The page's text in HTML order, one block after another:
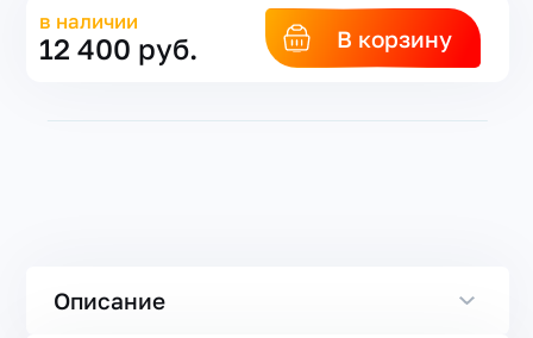
в наличии
12 400 руб. В корзину
Описание